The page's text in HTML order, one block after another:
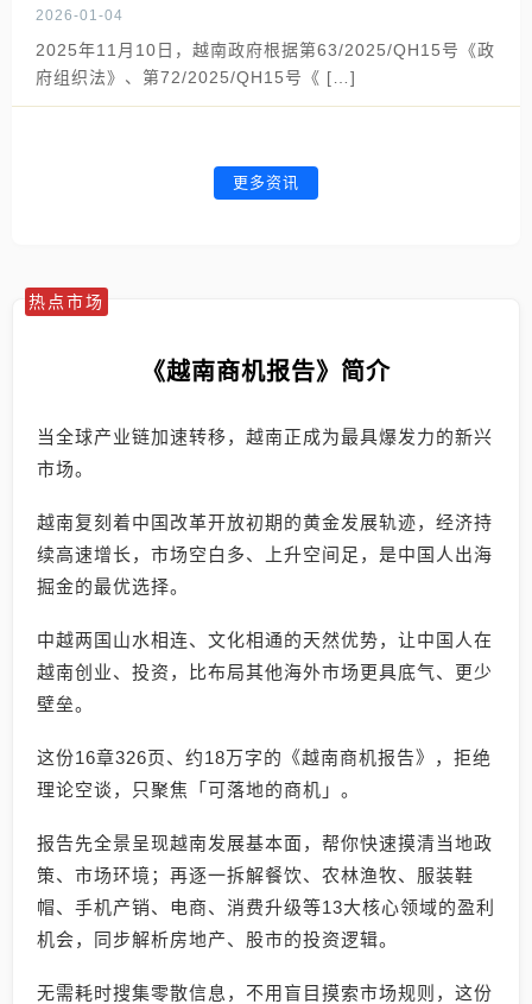
2026-01-04
2025年11月10日，越南政府根据第63/2025/QH15号《政
府组织法》、第72/2025/QH15号《 […]
更多资讯
热点市场
《越南商机报告》简介
当全球产业链加速转移，越南正成为最具爆发力的新兴
市场。
越南复刻着中国改革开放初期的黄金发展轨迹，经济持
续高速增长，市场空白多、上升空间足，是中国人出海
掘金的最优选择。
中越两国山水相连、文化相通的天然优势，让中国人在
越南创业、投资，比布局其他海外市场更具底气、更少
壁垒。
这份16章326页、约18万字的《越南商机报告》，拒绝
理论空谈，只聚焦「可落地的商机」。
报告先全景呈现越南发展基本面，帮你快速摸清当地政
策、市场环境；再逐一拆解餐饮、农林渔牧、服装鞋
帽、手机产销、电商、消费升级等13大核心领域的盈利
机会，同步解析房地产、股市的投资逻辑。
无需耗时搜集零散信息，不用盲目摸索市场规则，这份